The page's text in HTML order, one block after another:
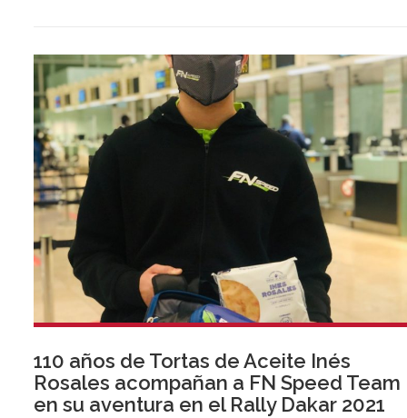
110 años de Tortas de Aceite Inés
Rosales acompañan a FN Speed Team
en su aventura en el Rally Dakar 2021